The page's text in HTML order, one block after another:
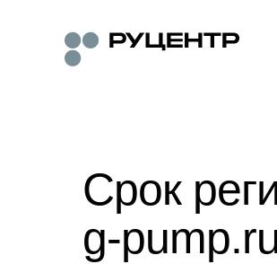
Срок
g-